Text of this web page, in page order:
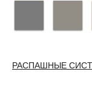
РАСПАШНЫЕ